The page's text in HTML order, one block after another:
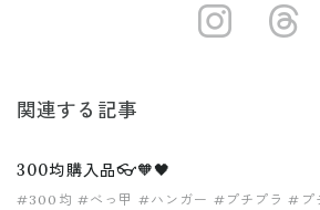
関連する記事
300均購入品👓🧡🖤
#300均 #べっ甲 #ハンガー #プチプラ #プ